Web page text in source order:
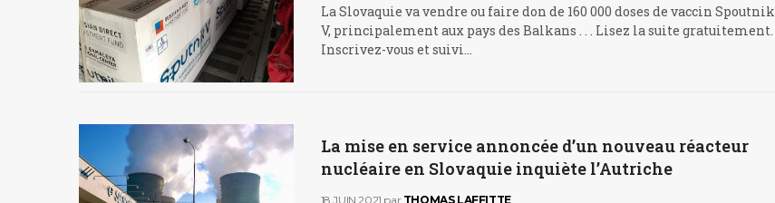
La Slovaquie va vendre ou faire don de 160 000 doses de vaccin Spoutnik
V, principalement aux pays des Balkans . . . Lisez la suite gratuitement.
Inscrivez-vous et suivi…
La mise en service annoncée d’un nouveau réacteur
nucléaire en Slovaquie inquiète l’Autriche
18 JUIN 2021 par THOMAS LAFFITTE